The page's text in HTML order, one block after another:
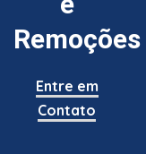
Remoções
Entre em
Contato